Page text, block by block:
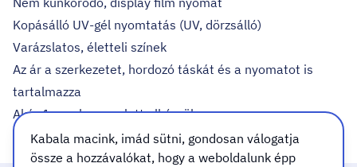
Kopásálló UV-gél nyomtatás (UV, dörzsálló)
Varázslatos, életteli színek
Az ár a szerkezetet, hordozó táskát és a nyomatot is
tartalmazza
Akár 1 munkanap alatt elkészül
Kabala macink, imád sütni, gondosan válogatja
össze a hozzávalókat, hogy a weboldalunk épp